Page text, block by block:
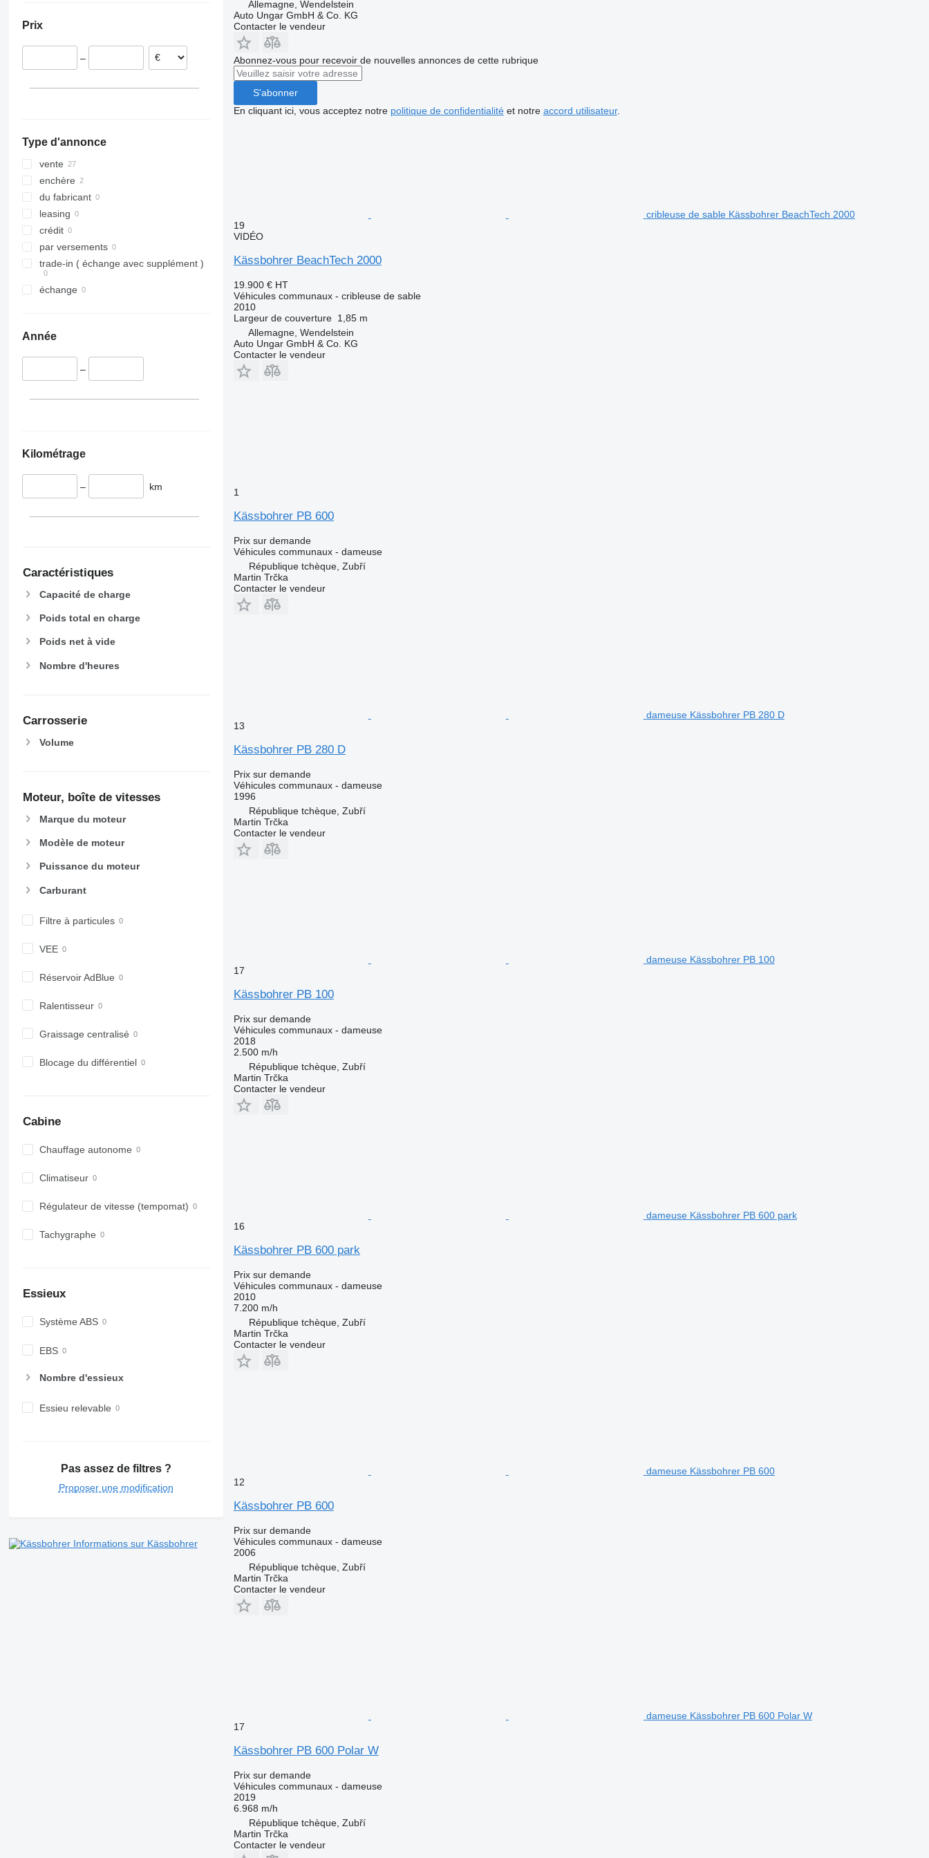
Prix
–
Type d'annonce
vente
enchère
du fabricant
leasing
crédit
par versements
trade-in ( échange avec supplément )
échange
Année
–
Kilométrage
– km
Caractéristiques
Capacité de charge
Poids total en charge
Poids net à vide
Nombre d'heures
Carrosserie
Volume
Moteur, boîte de vitesses
Marque du moteur
Modèle de moteur
Puissance du moteur
Carburant
Filtre à particules
VEE
Réservoir AdBlue
Ralentisseur
Graissage centralisé
Blocage du différentiel
Cabine
Chauffage autonome
Climatiseur
Régulateur de vitesse (tempomat)
Tachygraphe
Essieux
Système ABS
EBS
Nombre d'essieux
Essieu relevable
Pas assez de filtres ?
Proposer une modification
Informations sur Kässbohrer
Allemagne, Wendelstein
Auto Ungar GmbH & Co. KG
Contacter le vendeur
Abonnez-vous pour recevoir de nouvelles annonces de cette rubrique
S'abonner
En cliquant ici, vous acceptez notre politique de confidentialitéet notre accord utilisateur.
cribleuse de sable Kässbohrer BeachTech 2000
19
VIDÉO
Kässbohrer BeachTech 2000
19.900 € HT
Véhicules communaux - cribleuse de sable
2010
Largeur de couverture 1,85 m
Allemagne, Wendelstein
Auto Ungar GmbH & Co. KG
Contacter le vendeur
1
Kässbohrer PB 600
Prix sur demande
Véhicules communaux - dameuse
République tchèque, Zubří
Martin Trčka
Contacter le vendeur
dameuse Kässbohrer PB 280 D
13
Kässbohrer PB 280 D
Prix sur demande
Véhicules communaux - dameuse
1996
République tchèque, Zubří
Martin Trčka
Contacter le vendeur
dameuse Kässbohrer PB 100
17
Kässbohrer PB 100
Prix sur demande
Véhicules communaux - dameuse
2018
2.500 m/h
République tchèque, Zubří
Martin Trčka
Contacter le vendeur
dameuse Kässbohrer PB 600 park
16
Kässbohrer PB 600 park
Prix sur demande
Véhicules communaux - dameuse
2010
7.200 m/h
République tchèque, Zubří
Martin Trčka
Contacter le vendeur
dameuse Kässbohrer PB 600
12
Kässbohrer PB 600
Prix sur demande
Véhicules communaux - dameuse
2006
République tchèque, Zubří
Martin Trčka
Contacter le vendeur
dameuse Kässbohrer PB 600 Polar W
17
Kässbohrer PB 600 Polar W
Prix sur demande
Véhicules communaux - dameuse
2019
6.968 m/h
République tchèque, Zubří
Martin Trčka
Contacter le vendeur